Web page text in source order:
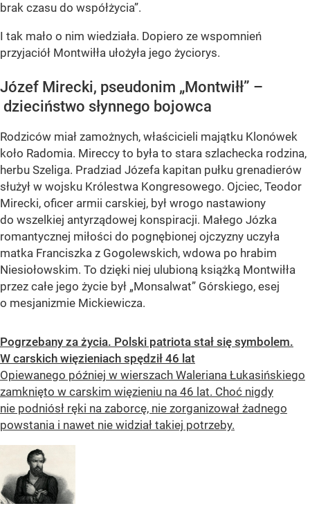
brak czasu do współżycia”.
I tak mało o nim wiedziała. Dopiero ze wspomnień
przyjaciół Montwiłła ułożyła jego życiorys.
Józef Mirecki, pseudonim „Montwiłł” –
dzieciństwo słynnego bojowca
Rodziców miał zamożnych, właścicieli majątku Klonówek
koło Radomia. Mireccy to była to stara szlachecka rodzina,
herbu Szeliga. Pradziad Józefa kapitan pułku grenadierów
służył w wojsku Królestwa Kongresowego. Ojciec, Teodor
Mirecki, oficer armii carskiej, był wrogo nastawiony
do wszelkiej antyrządowej konspiracji. Małego Józka
romantycznej miłości do pognębionej ojczyzny uczyła
matka Franciszka z Gogolewskich, wdowa po hrabim
Niesiołowskim. To dzięki niej ulubioną książką Montwiłła
przez całe jego życie był „Monsalwat” Górskiego, esej
o mesjanizmie Mickiewicza.
Pogrzebany za życia. Polski patriota stał się symbolem.
W carskich więzieniach spędził 46 lat
Opiewanego później w wierszach Waleriana Łukasińskiego
zamknięto w carskim więzieniu na 46 lat. Choć nigdy
nie podniósł ręki na zaborcę, nie zorganizował żadnego
powstania i nawet nie widział takiej potrzeby.